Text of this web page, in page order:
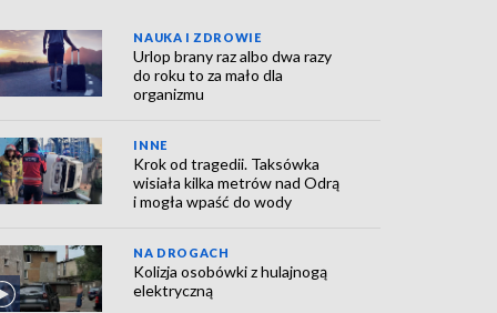
NAUKA I ZDROWIE
Urlop brany raz albo dwa razy
do roku to za mało dla
organizmu
INNE
Krok od tragedii. Taksówka
wisiała kilka metrów nad Odrą
i mogła wpaść do wody
NA DROGACH
Kolizja osobówki z hulajnogą
elektryczną